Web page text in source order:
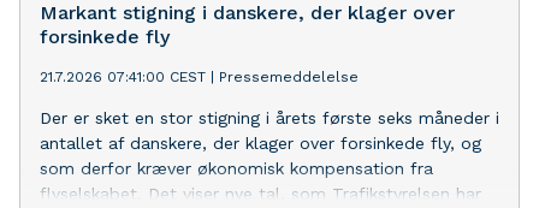
Markant stigning i danskere, der klager over
forsinkede fly
21.7.2026 07:41:00 CEST Pressemeddelelse
Der er sket en stor stigning i årets første seks måneder i
antallet af danskere, der klager over forsinkede fly, og
som derfor kræver økonomisk kompensation fra
flyselskabet. Det viser nye tal, som Trafikstyrelsen har